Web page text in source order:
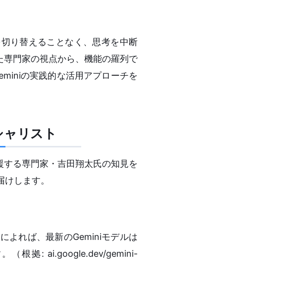
り替えることなく、思考を中断
門家の視点から、機能の羅列で
の実践的な活用アプローチを
リスト
る専門家・吉田翔太氏の知見を
します。
よれば、最新のGeminiモデルは
（根拠: ai.google.dev/gemini-